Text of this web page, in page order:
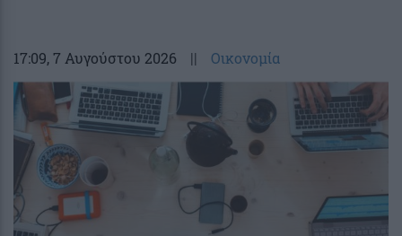
17:09, 7 Αυγούστου 2026 || Οικονομία